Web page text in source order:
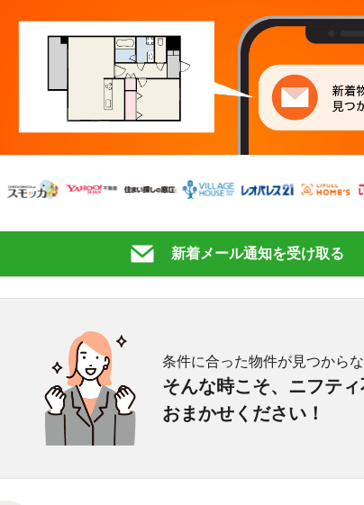
新着メール通知を受け取る
条件に合った物件が見つから
そんな時こそ、ニフテ
おまかせください！